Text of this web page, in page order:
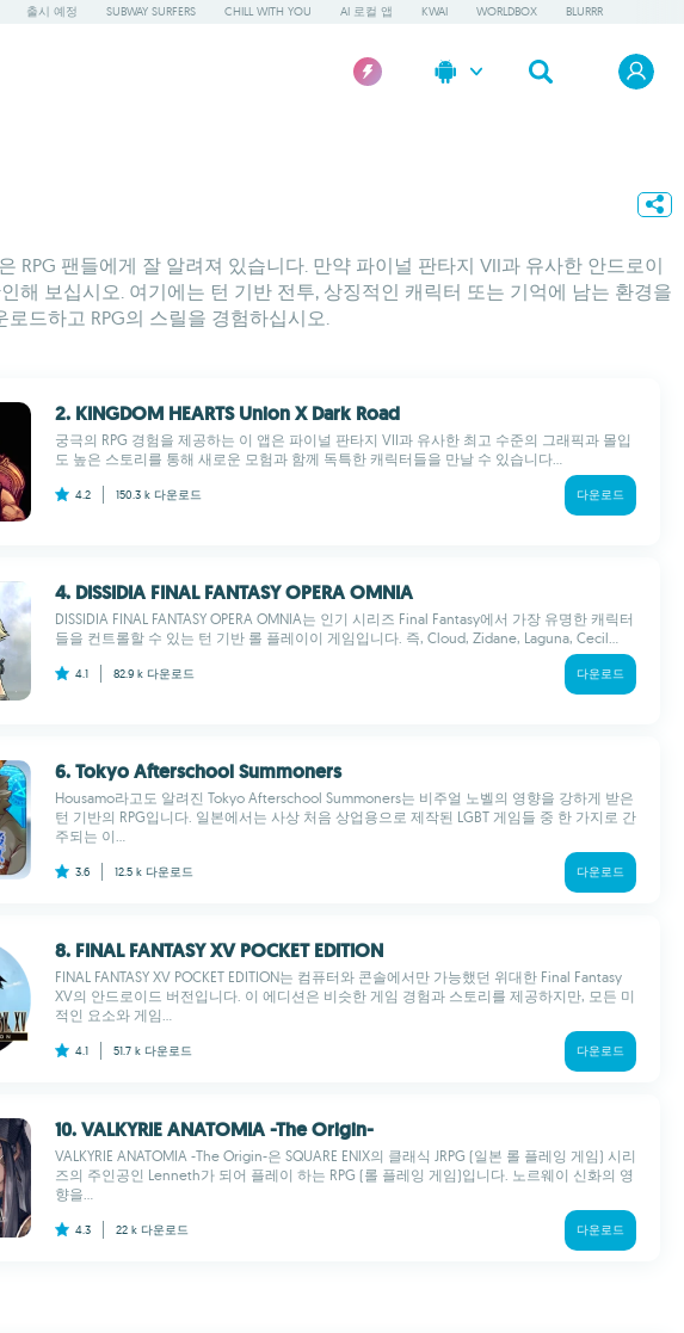
출시 예정 SUBWAY SURFERS CHILL WITH YOU AI 로컬 앱 KWAI WORLDBOX BLURRR
팬들에게 잘 알려져 있습니다. 만약 파이널 판타지 VII과 유사한 안드로이
보십시오. 여기에는 턴 기반 전투, 상징적인 캐릭터 또는 기억에 남는 환경을
드하고 RPG의 스릴을 경험하십시오.
2. KINGDOM HEARTS Union X Dark Road
궁극의 RPG 경험을 제공하는 이 앱은 파이널 판타지 VII과 유사한 최고 수준의 그래픽과 몰입
도 높은 스토리를 통해 새로운 모험과 함께 독특한 캐릭터들을 만날 수 있습니다...
4.2 150.3 k 다운로드 다운로드
4. DISSIDIA FINAL FANTASY OPERA OMNIA
DISSIDIA FINAL FANTASY OPERA OMNIA는 인기 시리즈 Final Fantasy에서 가장 유명한 캐릭터
들을 컨트롤할 수 있는 턴 기반 롤 플레이이 게임입니다. 즉, Cloud, Zidane, Laguna, Cecil...
4.1 82.9 k 다운로드 다운로드
6. Tokyo Afterschool Summoners
Housamo라고도 알려진 Tokyo Afterschool Summoners는 비주얼 노벨의 영향을 강하게 받은
턴 기반의 RPG입니다. 일본에서는 사상 처음 상업용으로 제작된 LGBT 게임들 중 한 가지로 간
주되는 이...
3.6 12.5 k 다운로드 다운로드
8. FINAL FANTASY XV POCKET EDITION
FINAL FANTASY XV POCKET EDITION는 컴퓨터와 콘솔에서만 가능했던 위대한 Final Fantasy
XV의 안드로이드 버전입니다. 이 에디션은 비슷한 게임 경험과 스토리를 제공하지만, 모든 미
적인 요소와 게임...
4.1 51.7 k 다운로드 다운로드
10. VALKYRIE ANATOMIA -The Origin-
VALKYRIE ANATOMIA -The Origin-은 SQUARE ENIX의 클래식 JRPG (일본 롤 플레잉 게임) 시리
즈의 주인공인 Lenneth가 되어 플레이 하는 RPG (롤 플레잉 게임)입니다. 노르웨이 신화의 영
향을...
4.3 22 k 다운로드 다운로드